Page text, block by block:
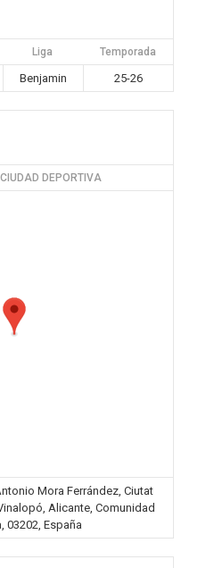
Liga Temporada
Benjamin 25-26
DEPORTIVA
Mora Ferrández, Ciutat
Alicante, Comunidad
03202, España